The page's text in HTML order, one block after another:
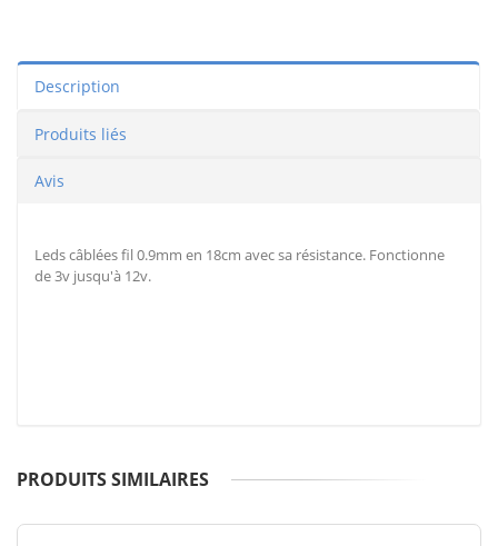
Description
Produits liés
Avis
Leds câblées fil 0.9mm en 18cm avec sa résistance. Fonctionne
de 3v jusqu'à 12v.
PRODUITS SIMILAIRES